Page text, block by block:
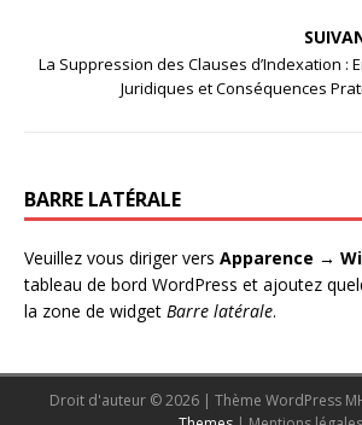
La Suppression des Clauses d’Indexation :
Juridiques et Conséquences
BARRE LATÉRALE
Veuillez vous diriger vers Apparence →
tableau de bord WordPress et ajoutez
la zone de widget Barre latérale.
Droit d'auteur © 2026 | Thème WordPress